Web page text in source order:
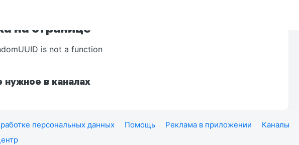
на странице
is not a function
нужное в каналах
персональных данных Помощь Реклама в приложении Каналы